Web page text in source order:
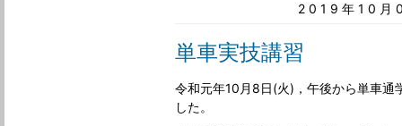
2019年10月
単車実技講習
令和元年10月8日(火)，午後から単車通
した。